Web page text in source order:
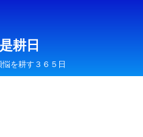
耕日
を耕す３６５日